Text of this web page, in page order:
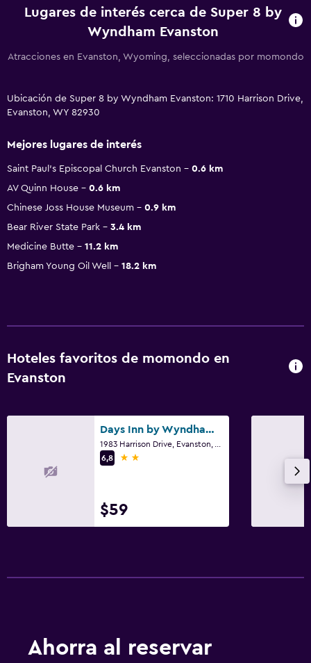
Lugares de interés cerca de Super 8 by
Wyndham Evanston
Atracciones en Evanston, Wyoming, seleccionadas por momondo
Ubicación de Super 8 by Wyndham Evanston: 1710 Harrison Drive,
Evanston, WY 82930
Mejores lugares de interés
Saint Paul's Episcopal Church Evanston
0.6 km
AV Quinn House
0.6 km
Chinese Joss House Museum
0.9 km
Bear River State Park
3.4 km
Medicine Butte
11.2 km
Brigham Young Oil Well
18.2 km
Hoteles favoritos de momondo en
Evanston
Days Inn by Wyndham Evanston WY
6,8
2 estrellas
$59
Ahorra al reservar